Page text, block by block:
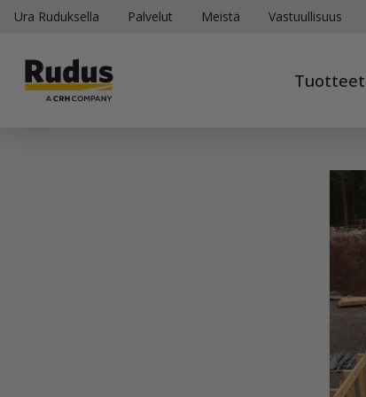
Ura Ruduksella Palvelut Meistä Vastuullisuus
Tuotteet